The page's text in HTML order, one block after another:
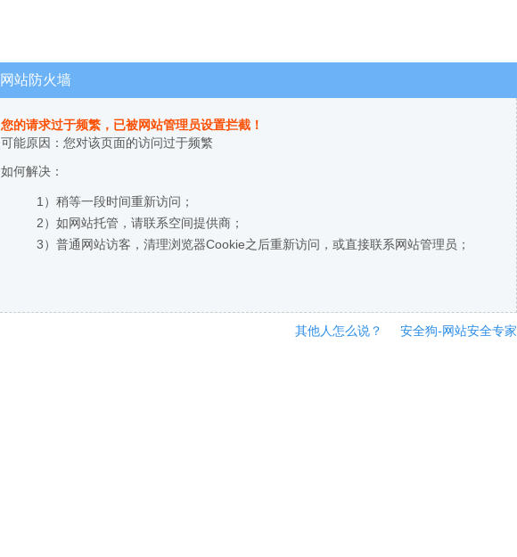
网站防火墙
您的请求过于频繁，已被网站管理员设置拦截！
可能原因：您对该页面的访问过于频繁
如何解决：
1）稍等一段时间重新访问；
2）如网站托管，请联系空间提供商；
3）普通网站访客，清理浏览器Cookie之后重新访问，或直接联系网站管理员；
其他人怎么说？ 安全狗-网站安全专家